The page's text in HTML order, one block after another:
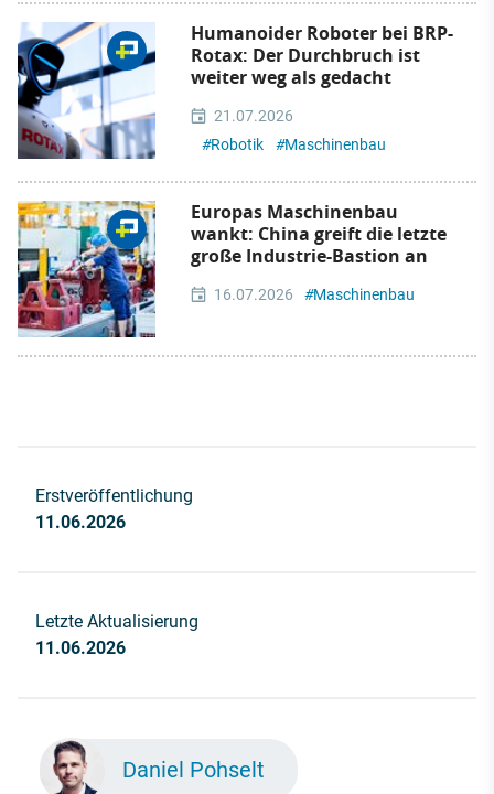
Humanoider Roboter bei BRP-
Rotax: Der Durchbruch ist
weiter weg als gedacht
21.07.2026
#Robotik #Maschinenbau
Europas Maschinenbau
wankt: China greift die letzte
große Industrie-Bastion an
16.07.2026 #Maschinenbau
Erstveröffentlichung
11.06.2026
Letzte Aktualisierung
11.06.2026
Daniel Pohselt